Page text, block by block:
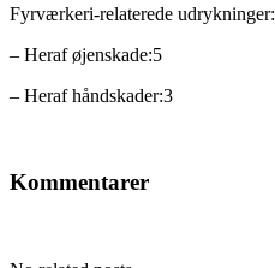
Fyrværkeri-relaterede udrykninger:
– Heraf øjenskade:5
– Heraf håndskader:3
Kommentarer